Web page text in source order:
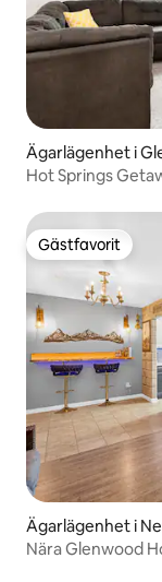
Ägarlägenhet i
Hot Springs
Gästfavorit
Gästfavorit
Ägarlägenhet i
Nära Glenwood